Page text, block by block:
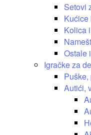
Setovi
Kućice
Kolica
Ostale
Igračke za
Autići,